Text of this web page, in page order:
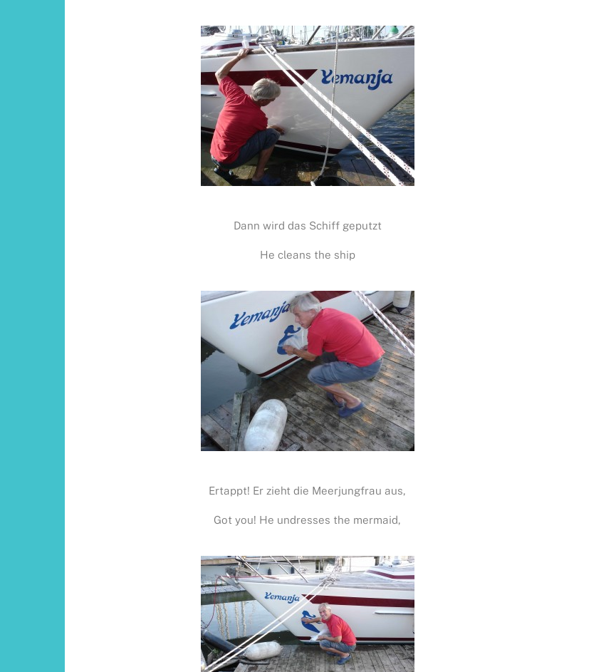
Dann wird das Schiff geputzt
He cleans the ship
Ertappt! Er zieht die Meerjungfrau aus,
Got you! He undresses the mermaid,